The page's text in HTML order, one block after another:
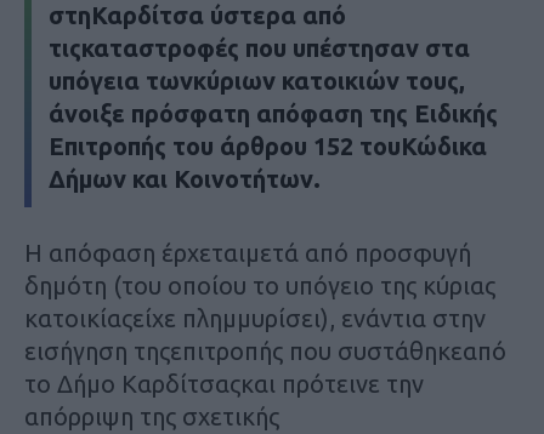
στηΚαρδίτσα ύστερα από
τιςκαταστροφές που υπέστησαν στα
υπόγεια τωνκύριων κατοικιών τους,
άνοιξε πρόσφατη απόφαση της Ειδικής
Επιτροπής του άρθρου 152 τουΚώδικα
Δήμων και Κοινοτήτων.
Η απόφαση έρχεταιμετά από προσφυγή
δημότη (του οποίου το υπόγειο της κύριας
κατοικίαςείχε πλημμυρίσει), ενάντια στην
εισήγηση τηςεπιτροπής που συστάθηκεαπό
το Δήμο Καρδίτσαςκαι πρότεινε την
απόρριψη της σχετικής